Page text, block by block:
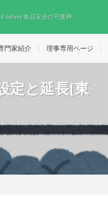
Safety 食品安全の守護神
門家紹介 理事専用ページ
定と延長[東